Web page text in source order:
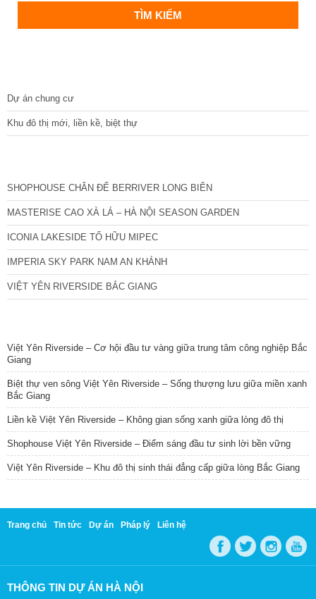
Dự án chung cư
Khu đô thị mới, liền kề, biệt thự
SHOPHOUSE CHÂN ĐẾ BERRIVER LONG BIÊN
MASTERISE CAO XÀ LÁ – HÀ NỘI SEASON GARDEN
ICONIA LAKESIDE TỐ HỮU MIPEC
IMPERIA SKY PARK NAM AN KHÁNH
VIỆT YÊN RIVERSIDE BẮC GIANG
Việt Yên Riverside – Cơ hội đầu tư vàng giữa trung tâm công nghiệp Bắc
Giang
Biệt thự ven sông Việt Yên Riverside – Sống thượng lưu giữa miền xanh
Bắc Giang
Liền kề Việt Yên Riverside – Không gian sống xanh giữa lòng đô thị
Shophouse Việt Yên Riverside – Điểm sáng đầu tư sinh lời bền vững
Việt Yên Riverside – Khu đô thị sinh thái đẳng cấp giữa lòng Bắc Giang
Trang chủ Tin tức Dự án Pháp lý Liên hệ
THÔNG TIN DỰ ÁN HÀ NỘI